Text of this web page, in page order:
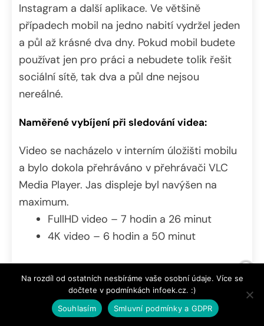
Instagram a další aplikace. Ve většině
případech mobil na jedno nabití vydržel jeden
a půl až krásné dva dny. Pokud mobil budete
používat jen pro práci a nebudete tolik řešit
sociální sítě, tak dva a půl dne nejsou
nereálné.
Naměřené vybíjení při sledování videa:
Video se nacházelo v interním úložišti mobilu
a bylo dokola přehráváno v přehrávači VLC
Media Player. Jas displeje byl navýšen na
maximum.
FullHD video – 7 hodin a 26 minut
4K video – 6 hodin a 50 minut
Na rozdíl od ostatních nesbíráme vaše osobní údaje. Více se
dočtete v podmínkách infoek.cz. :)
Souhlasím
Smluvní podmínky a GDPR